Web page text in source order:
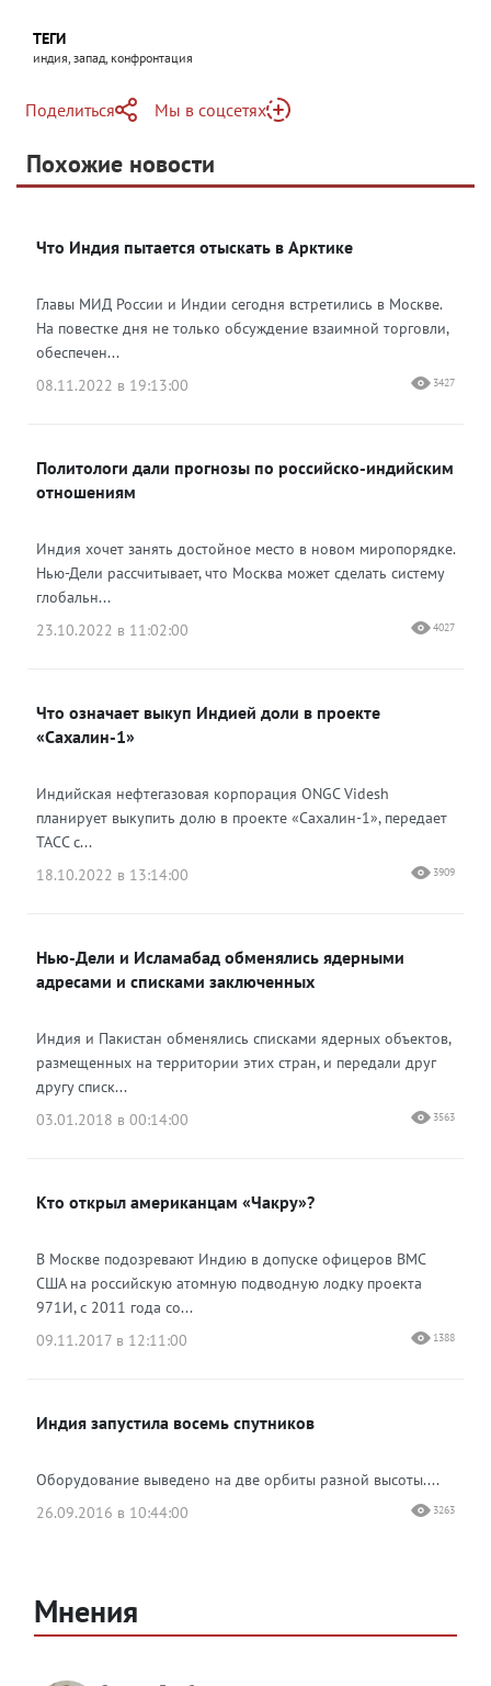
ТЕГИ
индия, запад, конфронтация
Поделиться
Telegram
Одноклассники
Мы в соцсетях
Яндекс Дзен
Похожие новости
Что Индия пытается отыскать в Арктике
Главы МИД России и Индии сегодня встретились в Москве.
На повестке дня не только обсуждение взаимной торговли,
обеспечен...
08.11.2022 в 19:13:00
3427
Политологи дали прогнозы по российско-индийским
отношениям
Индия хочет занять достойное место в новом миропорядке.
Нью-Дели рассчитывает, что Москва может сделать систему
глобальн...
23.10.2022 в 11:02:00
4027
Что означает выкуп Индией доли в проекте
«Сахалин-1»
Индийская нефтегазовая корпорация ONGC Videsh
планирует выкупить долю в проекте «Сахалин-1», передает
ТАСС с...
18.10.2022 в 13:14:00
3909
Нью-Дели и Исламабад обменялись ядерными
адресами и списками заключенных
Индия и Пакистан обменялись списками ядерных объектов,
размещенных на территории этих стран, и передали друг
другу списк...
03.01.2018 в 00:14:00
3563
Кто открыл американцам «Чакру»?
В Москве подозревают Индию в допуске офицеров ВМС
США на российскую атомную подводную лодку проекта
971И, с 2011 года со...
09.11.2017 в 12:11:00
1388
Индия запустила восемь спутников
Оборудование выведено на две орбиты разной высоты....
26.09.2016 в 10:44:00
3263
Мнения